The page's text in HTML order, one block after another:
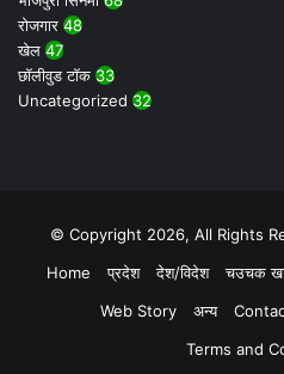
रोजगार 48
खेल 47
छॉलीवुड टॉक 33
Uncategorized 32
© Copyright 2026, All Rights
Home
प्रदेश देश/विदेश चउचक
Web Story
अन्य
Terms and